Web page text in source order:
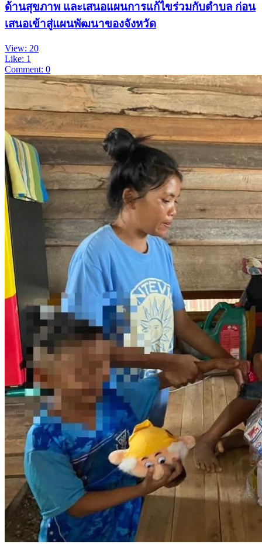
ด้านสุขภาพ และเสนอแผนการแก้ไขร่วมกับตำบล ก่อน
เสนอเข้าสู่แผนพัฒนาของจังหวัด
View: 20
Like: 1
Comment: 0